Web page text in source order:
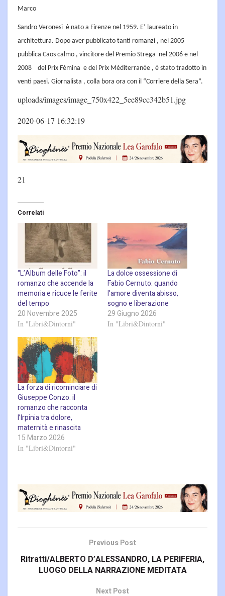
Marco
Sandro Veronesi è nato a Firenze nel 1959. E’ laureato in
architettura. Dopo aver pubblicato tanti romanzi , nel 2005
pubblica Caos calmo , vincitore del Premio Strega nel 2006 e nel
2008 del Prix Fèmina e del Prix Mèditerranèe , è stato tradotto in
venti paesi. Giornalista , colla bora ora con il “Corriere della Sera”.
uploads/images/image_750x422_5ee89cc342b51.jpg
2020-06-17 16:32:19
21
Correlati
“L’Album delle Foto”: il
romanzo che accende la
memoria e ricuce le ferite
del tempo
20 Novembre 2025
In "Libri&Dintorni"
La dolce ossessione di
Fabio Cernuto: quando
l’amore diventa abisso,
sogno e liberazione
29 Giugno 2026
In "Libri&Dintorni"
La forza di ricominciare di
Giuseppe Conzo: il
romanzo che racconta
l’Irpinia tra dolore,
maternità e rinascita
15 Marzo 2026
In "Libri&Dintorni"
Previous Post
Ritratti/ALBERTO D’ALESSANDRO, LA PERIFERIA,
LUOGO DELLA NARRAZIONE MEDITATA
Next Post